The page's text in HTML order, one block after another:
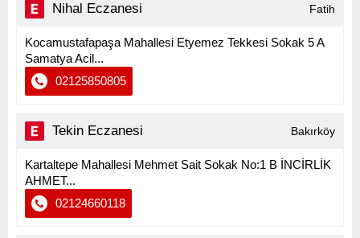
Nihal Eczanesi Fatih
Kocamustafapaşa Mahallesi Etyemez Tekkesi Sokak 5 A
Samatya Acil...
02125850805
Tekin Eczanesi Bakırköy
Kartaltepe Mahallesi Mehmet Sait Sokak No:1 B İNCİRLİK
AHMET...
02124660118